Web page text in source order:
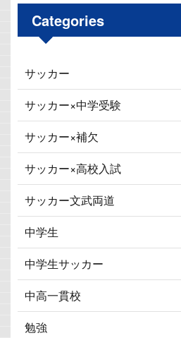
Categories
サッカー
サッカー×中学受験
サッカー×補欠
サッカー×高校入試
サッカー文武両道
中学生
中学生サッカー
中高一貫校
勉強